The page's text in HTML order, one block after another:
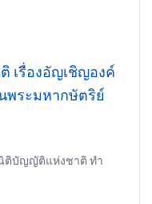
เรื่องอัญเชิญองค์
พระมหากษัตริย์
ติบัญญัติแห่งชาติ ทำ